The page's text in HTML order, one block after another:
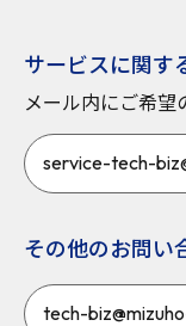
サービスに関す
メール内にご希望
service-tech-
その他のお問い
tech-